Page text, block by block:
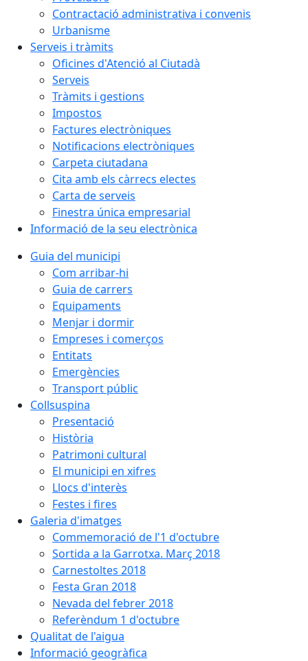
Contractació administrativa i convenis
Urbanisme
Serveis i tràmits
Oficines d'Atenció al Ciutadà
Serveis
Tràmits i gestions
Impostos
Factures electròniques
Notificacions electròniques
Carpeta ciutadana
Cita amb els càrrecs electes
Carta de serveis
Finestra única empresarial
Informació de la seu electrònica
Guia del municipi
Com arribar-hi
Guia de carrers
Equipaments
Menjar i dormir
Empreses i comerços
Entitats
Emergències
Transport públic
Collsuspina
Presentació
Història
Patrimoni cultural
El municipi en xifres
Llocs d'interès
Festes i fires
Galeria d'imatges
Commemoració de l'1 d'octubre
Sortida a la Garrotxa. Març 2018
Carnestoltes 2018
Festa Gran 2018
Nevada del febrer 2018
Referèndum 1 d'octubre
Qualitat de l'aigua
Informació geogràfica